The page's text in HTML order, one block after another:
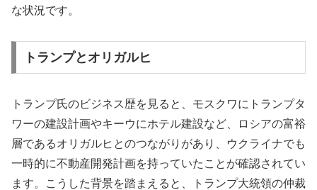
な状況です。
トランプとオリガルヒ
トランプ氏のビジネス歴を見ると、モスクワにトランプタ
ワーの建設計画やキーウにホテル建設など、ロシアの富裕
層であるオリガルヒとのつながりがあり、ウクライナでも
一時的に不動産開発計画を持っていたことが確認されてい
ます。こうした背景を踏まえると、トランプ大統領の仲裁